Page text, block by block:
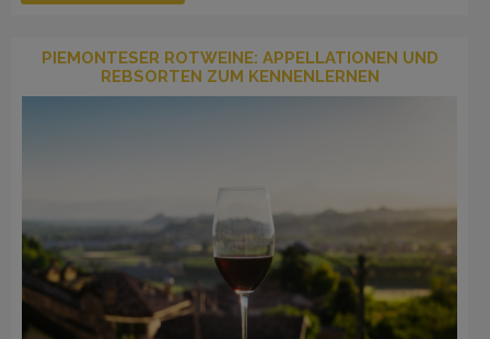
PIEMONTESER ROTWEINE: APPELLATIONEN UND
REBSORTEN ZUM KENNENLERNEN